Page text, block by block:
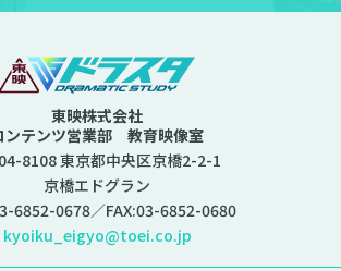
東映株式会社
ンテンツ営業部 教育映像室
8108 東京都中央区京橋2-2-1
京橋エドグラン
6852-0678／FAX:03-6852-0680
kyoiku_eigyo@toei.co.jp